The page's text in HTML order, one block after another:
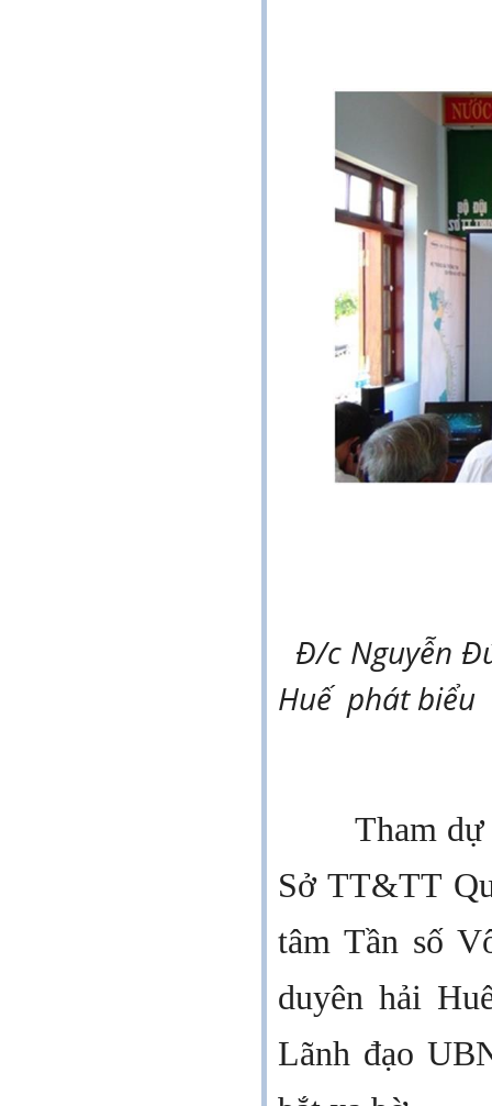
Đ/c Nguyễn
Huế phát biểu
Tham dự
Sở TT&TT
tâm Tần số
duyên hải
Lãnh đạo